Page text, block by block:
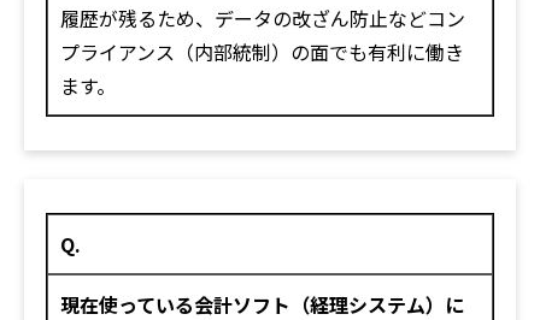
履歴が残るため、データの改ざん防止などコン
プライアンス（内部統制）の面でも有利に働き
ます。
Q.
現在使っている会計ソフト（経理システム）に